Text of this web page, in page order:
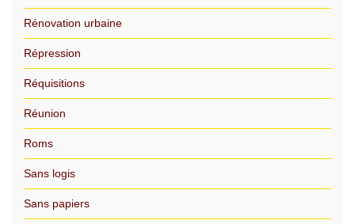
Rénovation urbaine
Répression
Réquisitions
Réunion
Roms
Sans logis
Sans papiers